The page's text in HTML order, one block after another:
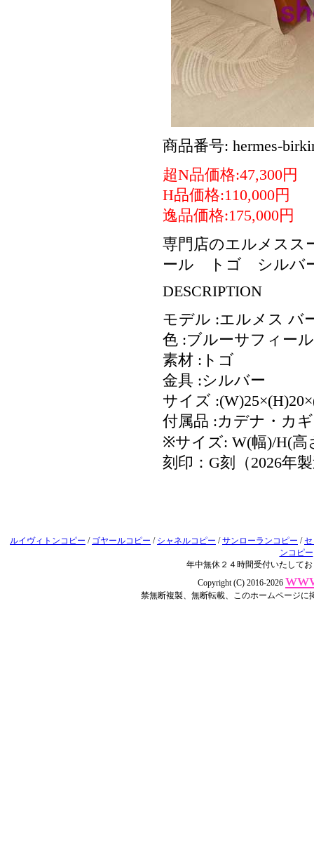
商品番号: hermes-
超N品価格:47,300円
H品価格:110,000円
逸品価格:175,000円
専門店のエルメス
ール トゴ シルバ
DESCRIPTION
モデル :エルメス バ
色 :ブルーサフィール
素材 :トゴ
金具 :シルバー
サイズ
付属品 :カデナ・カ
※サイズ: W(幅)/H(高
刻印：G刻（2026年
ルイヴィトンコピー / ゴヤールコピー / シャネルコピー /サンローランコピー /
ンコピー
年中無休２４時間受付いたして
Copyright (C) 2016-2026
禁無断複製、無断転載、このホームページ